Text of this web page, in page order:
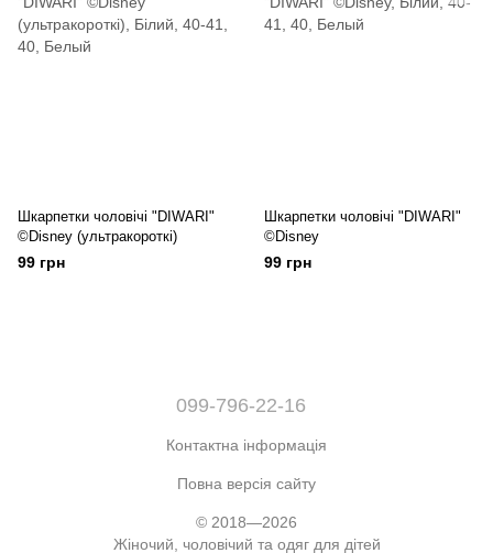
Шкарпетки чоловічі "DIWARI"
©Disney (ультракороткі)
99 грн
Шкарпетки чоловічі "DIWARI"
©Disney
99 грн
099-796-22-16
Контактна інформація
Повна версія сайту
© 2018—2026
Жіночий, чоловічий та одяг для дітей